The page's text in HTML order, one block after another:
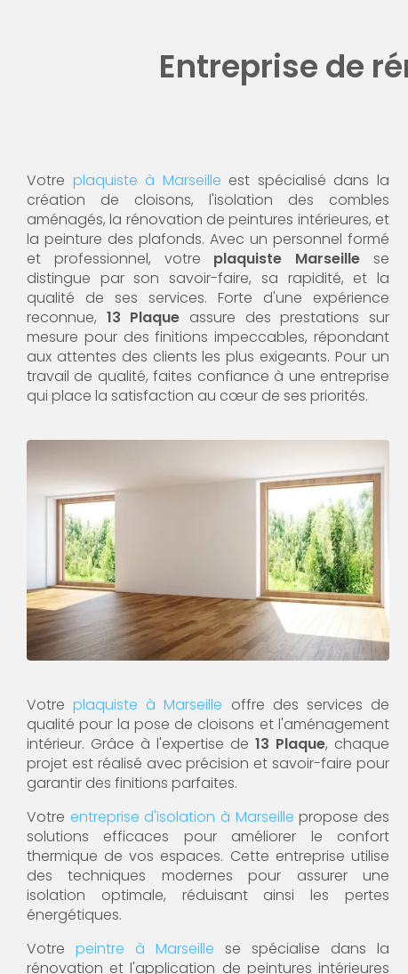
Entreprise de
Votre plaquiste à Marseille est spécialisé dans la
création de cloisons, l'isolation des combles
aménagés, la rénovation de peintures intérieures, et
la peinture des plafonds. Avec un personnel formé
et professionnel, votre plaquiste Marseille se
distingue par son savoir-faire, sa rapidité, et la
qualité de ses services. Forte d'une expérience
reconnue, 13 Plaque assure des prestations sur
mesure pour des finitions impeccables, répondant
aux attentes des clients les plus exigeants. Pour un
travail de qualité, faites confiance à une entreprise
qui place la satisfaction au cœur de ses priorités.
Votreplaquiste à Marseille offre des services de
qualité pour la pose de cloisons et l'aménagement
intérieur. Grâce à l'expertise de 13 Plaque, chaque
projet est réalisé avec précision et savoir-faire pour
garantir des finitions parfaites.
Votre entreprise d'isolation à Marseille propose des
solutions efficaces pour améliorer le confort
thermique de vos espaces. Cette entreprise utilise
des techniques modernes pour assurer une
isolation optimale, réduisant ainsi les pertes
énergétiques.
Votre peintre à Marseille se spécialise dans la
rénovation et l'application de peintures intérieures